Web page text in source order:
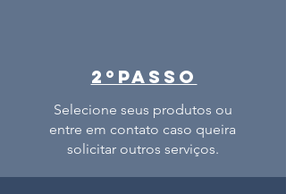
2ºPASSO
Selecione seus produtos ou
entre em contato caso queira
solicitar outros serviços.